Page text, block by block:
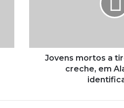
Jovens mortos a
creche, em